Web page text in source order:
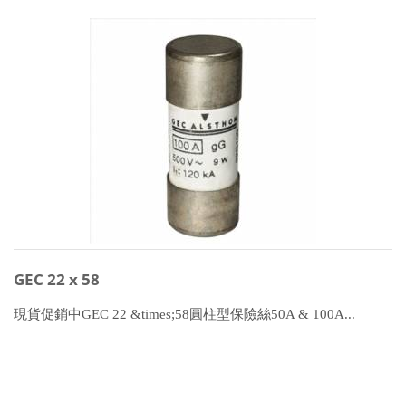
GEC 22 x 58
現貨促銷中GEC 22 &times;58圓柱型保險絲50A & 100A...